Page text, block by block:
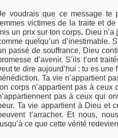
voudrais que ce message te
victimes de la traite et de
un prix sur ton corps, Dieu
quelqu’un d’inestimable.
passé de souffrance, Dieu
d’avenir. S’ils t’ont
te dire aujourd’hui : tu es
Ta vie n’appartient
corps n’appartient pas à
pas à ceux qui
Ta vie appartient à Dieu et
t’arracher. Et nous,
ce que cette vérité